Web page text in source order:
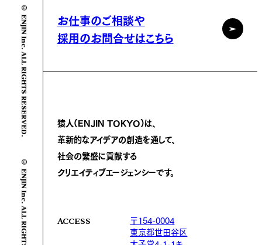
© ENJIN Inc. ALL RIGHTS RESERVED.
お仕事のご相談や
採用のお問合せはこちら
猿人(ENJIN TOKYO)は、
革新的なアイデアの創造を通して、
社会の繁盛に貢献する
クリエイティブエージェンシーです。
ACCESS
〒154-0004
東京都世田谷区